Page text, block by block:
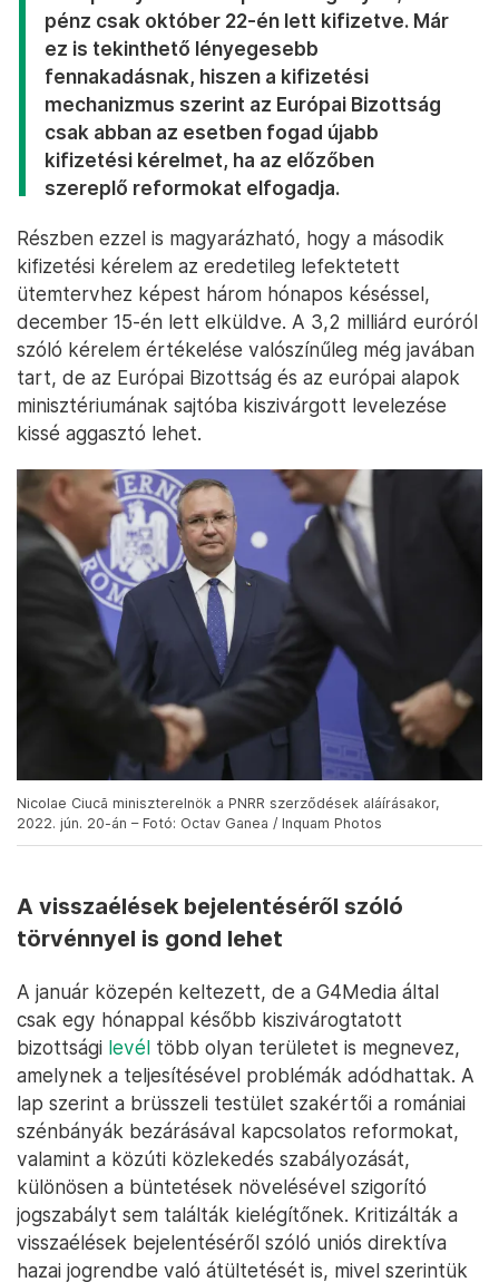
pénz csak október 22-én lett kifizetve. Már
ez is tekinthető lényegesebb
fennakadásnak, hiszen a kifizetési
mechanizmus szerint az Európai Bizottság
csak abban az esetben fogad újabb
kifizetési kérelmet, ha az előzőben
szereplő reformokat elfogadja.
Részben ezzel is magyarázható, hogy a második
kifizetési kérelem az eredetileg lefektetett
ütemtervhez képest három hónapos késéssel,
december 15-én lett elküldve. A 3,2 milliárd euróról
szóló kérelem értékelése valószínűleg még javában
tart, de az Európai Bizottság és az európai alapok
minisztériumának sajtóba kiszivárgott levelezése
kissé aggasztó lehet.
Nicolae Ciucă miniszterelnök a PNRR szerződések aláírásakor,
2022. jún. 20-án – Fotó: Octav Ganea / Inquam Photos
A visszaélések bejelentéséről szóló
törvénnyel is gond lehet
A január közepén keltezett, de a G4Media által
csak egy hónappal később kiszivárogtatott
bizottsági levél több olyan területet is megnevez,
amelynek a teljesítésével problémák adódhattak. A
lap szerint a brüsszeli testület szakértői a romániai
szénbányák bezárásával kapcsolatos reformokat,
valamint a közúti közlekedés szabályozását,
különösen a büntetések növelésével szigorító
jogszabályt sem találták kielégítőnek. Kritizálták a
visszaélések bejelentéséről szóló uniós direktíva
hazai jogrendbe való átültetését is, mivel szerintük